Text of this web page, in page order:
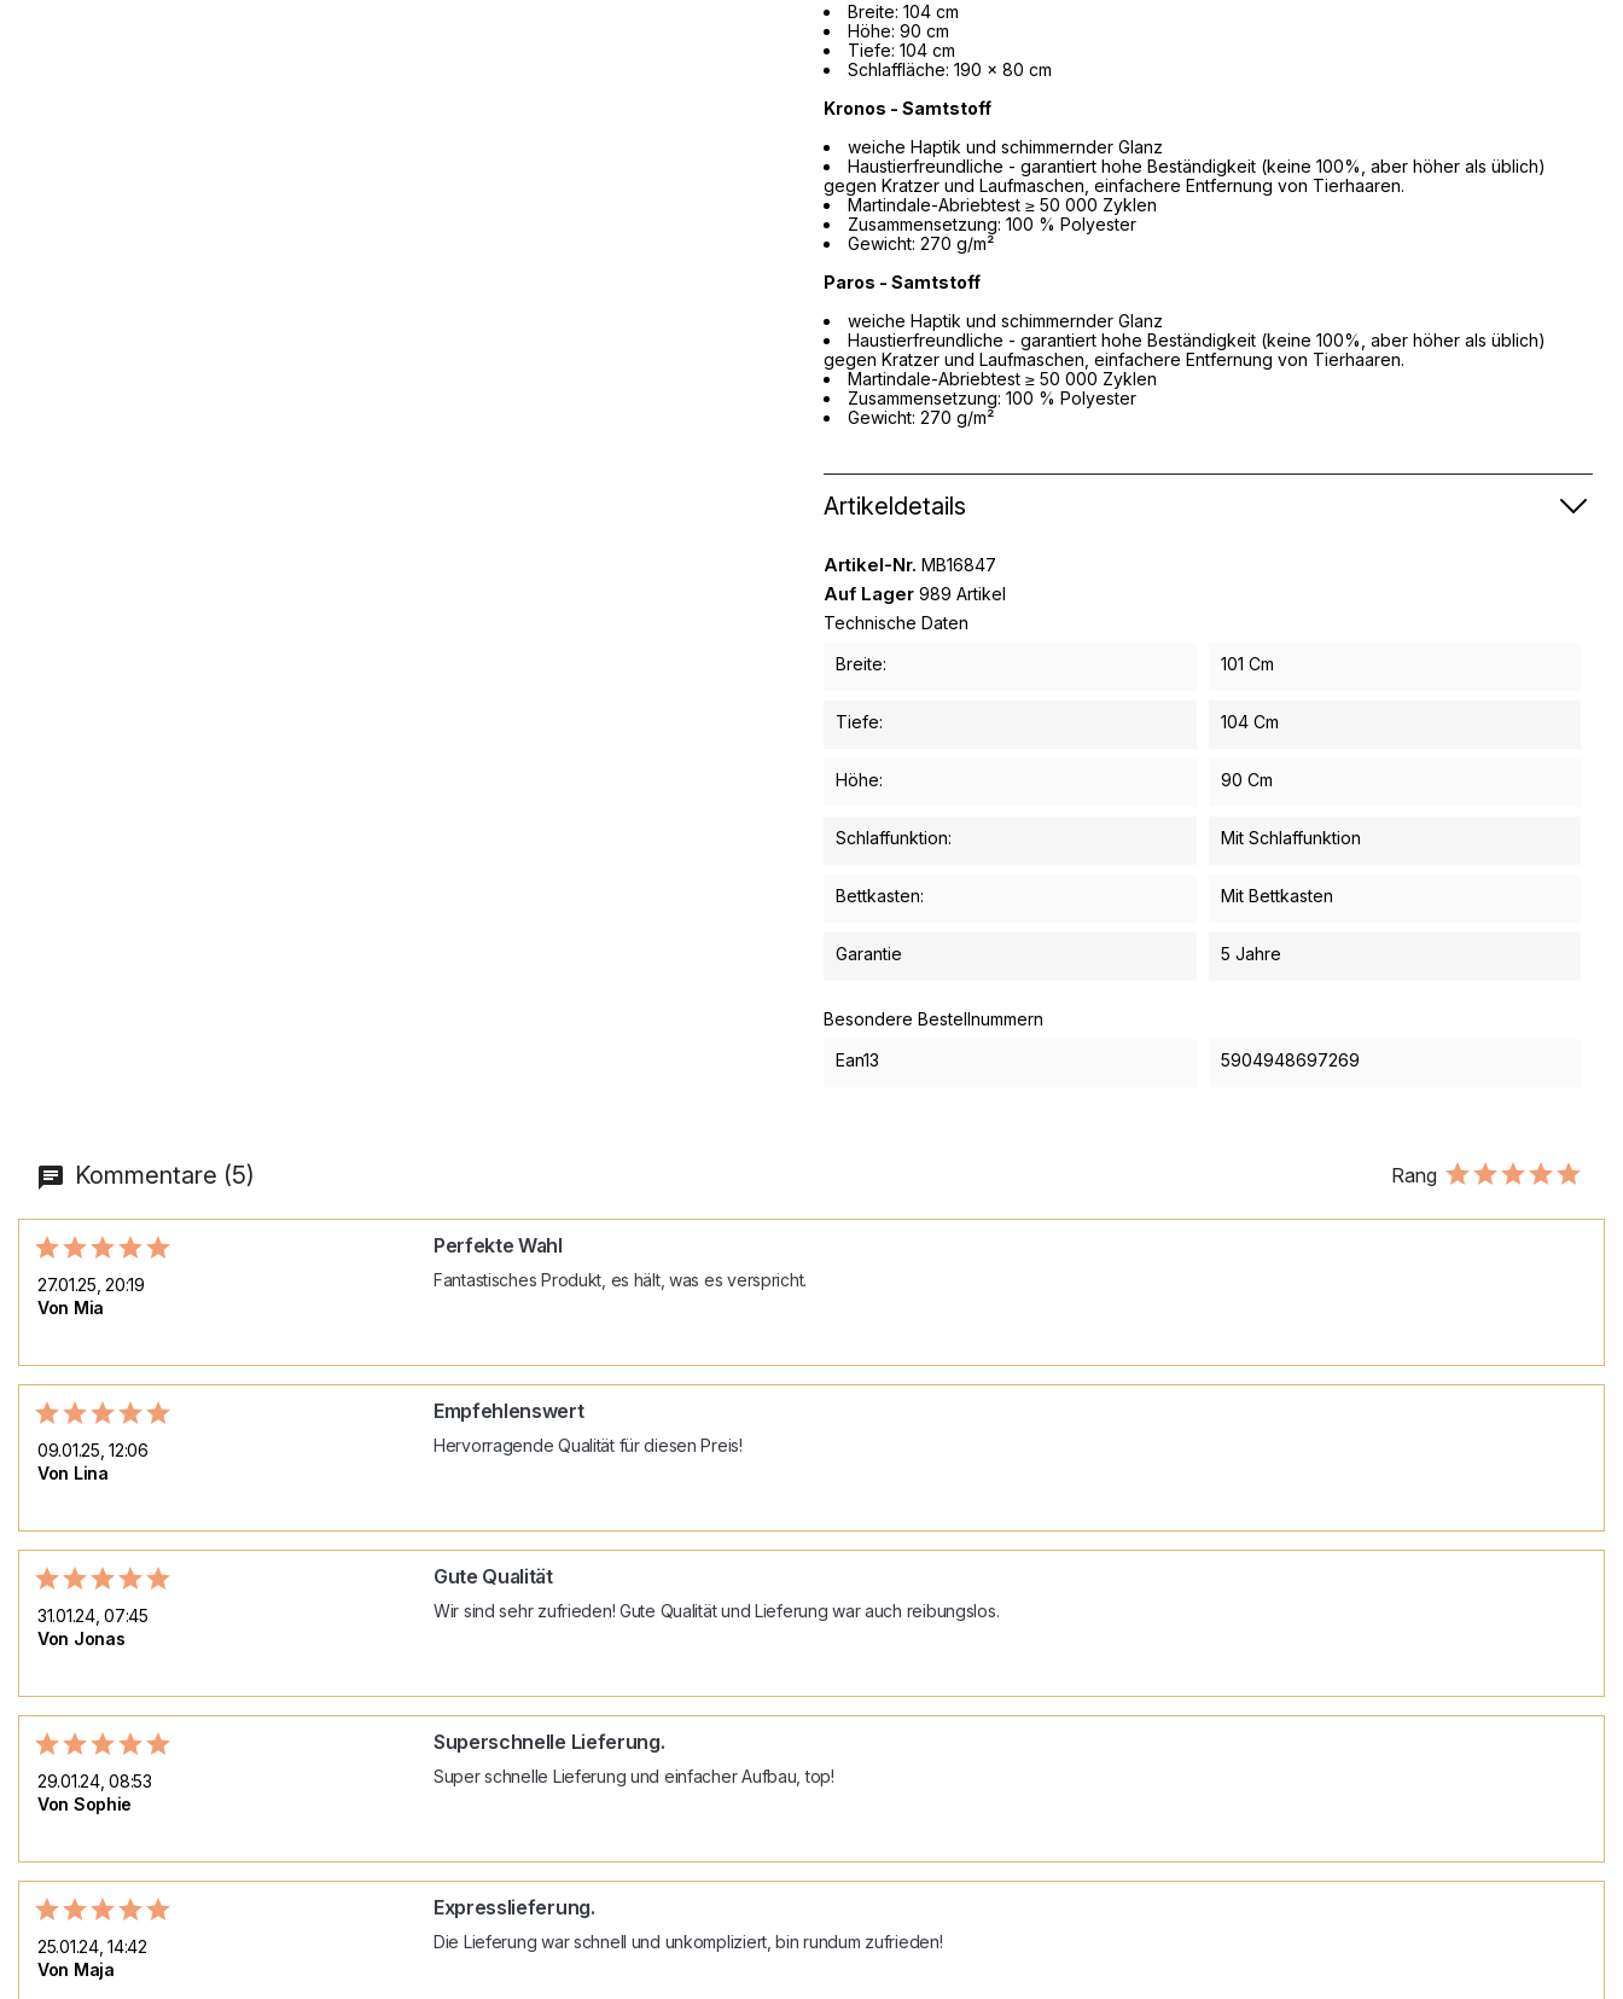
Breite: 104 cm
Höhe: 90 cm
Tiefe: 104 cm
Schlaffläche: 190 x 80 cm
Kronos - Samtstoff
weiche Haptik und schimmernder Glanz
Haustierfreundliche - garantiert hohe Beständigkeit (keine 100%, aber höher als üblich)
gegen Kratzer und Laufmaschen, einfachere Entfernung von Tierhaaren.
Martindale-Abriebtest ≥ 50 000 Zyklen
Zusammensetzung: 100 % Polyester
Gewicht: 270 g/m²
Paros - Samtstoff
weiche Haptik und schimmernder Glanz
Haustierfreundliche - garantiert hohe Beständigkeit (keine 100%, aber höher als üblich)
gegen Kratzer und Laufmaschen, einfachere Entfernung von Tierhaaren.
Martindale-Abriebtest ≥ 50 000 Zyklen
Zusammensetzung: 100 % Polyester
Gewicht: 270 g/m²
Artikeldetails
Artikel-Nr. MB16847
Auf Lager 989 Artikel
Technische Daten
Breite:
101 Cm
Tiefe: 104 Cm
Höhe: 90 Cm
Schlaffunktion: Mit Schlaffunktion
Bettkasten: Mit Bettkasten
Garantie 5 Jahre
Besondere Bestellnummern
Ean13
5904948697269
Kommentare (5) Rang
27.01.25, 20:19
Von Mia
Perfekte Wahl
Fantastisches Produkt, es hält, was es verspricht.
09.01.25, 12:06
Von Lina
Empfehlenswert
Hervorragende Qualität für diesen Preis!
31.01.24, 07:45
Von Jonas
Gute Qualität
Wir sind sehr zufrieden! Gute Qualität und Lieferung war auch reibungslos.
29.01.24, 08:53
Von Sophie
Superschnelle Lieferung.
Super schnelle Lieferung und einfacher Aufbau, top!
25.01.24, 14:42
Von Maja
Expresslieferung.
Die Lieferung war schnell und unkompliziert, bin rundum zufrieden!